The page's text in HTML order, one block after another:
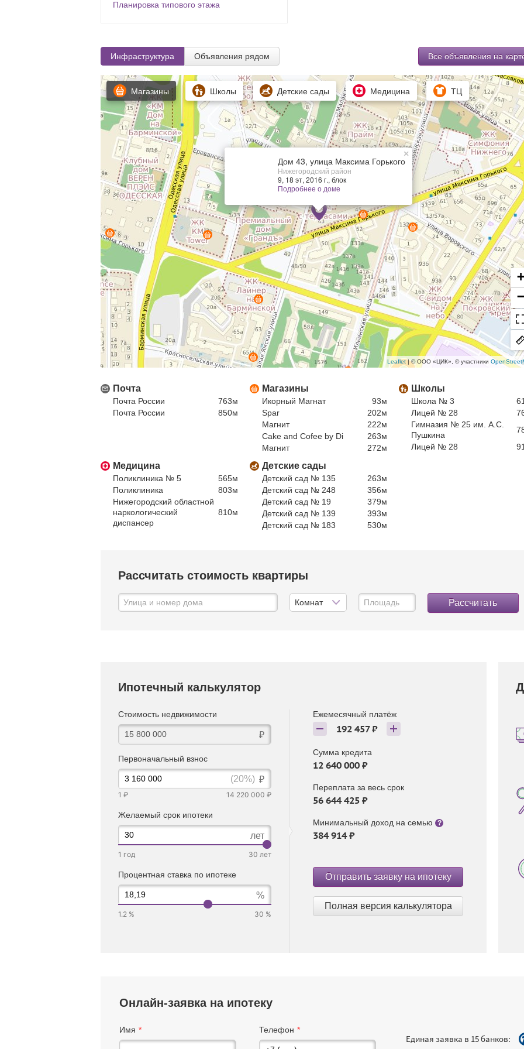
Планировка типового этажа
Инфраструктура Объявления рядом Все объявления на
Дом 43, улица Максима Горького
Нижегородский район
9, 18 эт, 2016 г., блок
Подробнее о доме
×
Магазины Школы Детские сады Медицина ТЦ
+
−
Leaflet| © ООО «ЦИК», © участники
Почта
Почта России
763м
Почта России
850м
Магазины
Икорный Магнат
93м
Spar
202м
Магнит
222м
Cake and Cofee by Di
263м
Магнит
272м
Школы
Школа № 3
Лицей № 28
Гимназия № 25 им. А.С.
Пушкина
Лицей № 28
Медицина
Поликлиника № 5
565м
Поликлиника
803м
Нижегородский областной
наркологический
диспансер
810м
Детские сады
Детский сад № 135
263м
Детский сад № 248
356м
Детский сад № 19
379м
Детский сад № 139
393м
Детский сад № 183
530м
Рассчитать стоимость квартиры
Рассчитать
Ипотечный калькулятор
Стоимость недвижимости
₽
Первоначальный взнос
(20%)
1 ₽ 14 220 000 ₽
₽
Желаемый срок ипотеки
1 год 30 лет
лет
Процентная ставка по ипотеке
1.2 % 30 %
%
Ежемесячный платёж
192 457 ₽
Сумма кредита
12 640 000 ₽
Переплата за весь срок
56 644 425 ₽
Минимальный доход на семью ?
384 914 ₽
Отправить заявку на ипотеку
Полная версия калькулятора
Онлайн-заявка на ипотеку
Имя Телефон
Единая заявка в 15 банков: